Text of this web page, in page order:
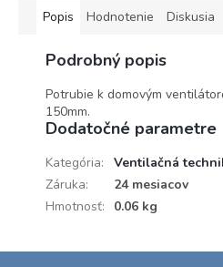
Popis Hodnotenie Diskusia
Podrobný popis
Potrubie k domovým
150mm.
Dodatočné parametre
Kategória:
Ventilačná
Záruka:
24 mesiacov
Hmotnosť: 0.06 kg